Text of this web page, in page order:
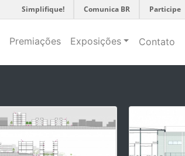
Simplifique! Comunica BR Participe
Premiações Exposições Contato